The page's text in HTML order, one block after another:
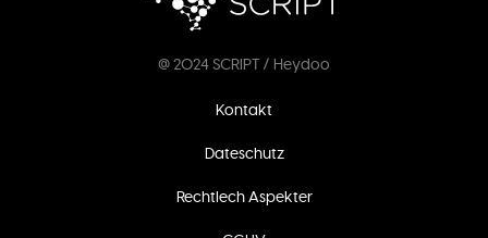
@ 2024 SCRIPT / Heydoo
Kontakt
Dateschutz
Rechtlech Aspekter